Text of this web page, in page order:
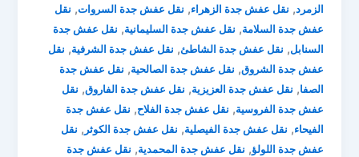
الزمرد, نقل عفش جدة الزهراء, نقل عفش جدة السروات, نقل
عفش جدة السلامة, نقل عفش جدة السليمانية, نقل عفش جدة
السنابل, نقل عفش جدة الشاطئ, نقل عفش جدة الشرفية, نقل
عفش جدة الشروق, نقل عفش جدة الصالحية, نقل عفش جدة
الصفا, نقل عفش جدة العزيزية, نقل عفش جدة الفاروق, نقل
عفش جدة الفروسية, نقل عفش جدة الفلاح, نقل عفش جدة
الفيحاء, نقل عفش جدة الفيصلية, نقل عفش جدة الكوثر , نقل
عفش جدة اللولؤ, نقل عفش جدة المحمدية, نقل عفش جدة